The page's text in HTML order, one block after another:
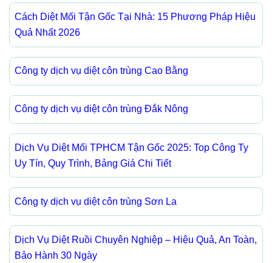
Cách Diệt Mối Tận Gốc Tại Nhà: 15 Phương Pháp Hiệu
Quả Nhất 2026
Công ty dịch vụ diệt côn trùng Cao Bằng
Công ty dịch vụ diệt côn trùng Đắk Nông
Dịch Vụ Diệt Mối TPHCM Tận Gốc 2025: Top Công Ty
Uy Tín, Quy Trình, Bảng Giá Chi Tiết
Công ty dịch vụ diệt côn trùng Sơn La
Dịch Vụ Diệt Ruồi Chuyên Nghiệp – Hiệu Quả, An Toàn,
Bảo Hành 30 Ngày